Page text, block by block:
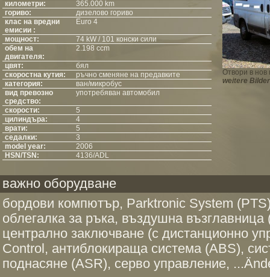
километри:
365.000 km
гориво:
дизелово гориво
клас на вредни
емисии :
Euro 4
мощност:
74 kW / 101 конски сили
обем на
двигателя:
2.198 ccm
цвят:
бял
скоростна кутия:
ръчно сменяне на предавките
категория:
ван/микробус
вид превозно
средство:
употребяван автомобил
скорости:
5
цилиндъра:
4
врати:
5
седалки:
3
model year:
2006
HSN/TSN:
4136/ADL
Отвори в нов
weitere Bilder
важно оборудване
бордови компютър, Parktronic System
облегалка за ръка, въздушна
централно заключване (с дистанционно
Control, антиблокираща система (ABS),
поднасяне (ASR), серво управление,